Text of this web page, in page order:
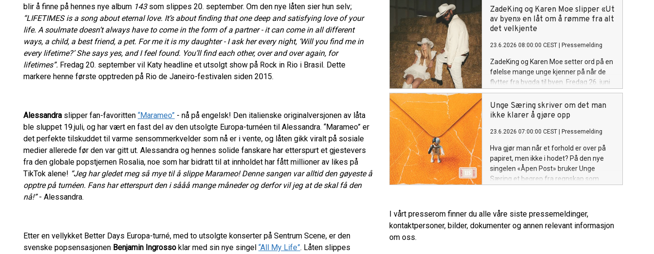
blir å finne på hennes nye album 143som slippes 20. september. Om den nye låten sier hun selv;
“LIFETIMES is a song about eternal love. It’s about finding that one deep and satisfying love of your
life. A soulmate doesn’t always have to come in the form of a partner - it can come in all different
ways, a child, a best friend, a pet. For me it is my daughter - I ask her every night, ‘Will you find me in
every lifetime?’ She says yes, and I feel found. You’ll find each other, over and over again, for
lifetimes”. Fredag 20. september vil Katy headline et utsolgt show på Rock in Rio i Brasil. Dette
markere henne første opptreden på Rio de Janeiro-festivalen siden 2015.
Alessandra slipper fan-favoritten “Marameo” - nå på engelsk! Den italienske originalversjonen av låta
ble sluppet 19.juli, og har vært en fast del av den utsolgte Europa-turnéen til Alessandra. “Marameo” er
det perfekte tilskuddet til varme sensommerkvelder som nå er i vente, og låten gikk viralt på sosiale
medier allerede før den var gitt ut. Alessandra og hennes solide fanskare har etterspurt et gjestevers
fra den globale popstjernen Rosalia, noe som har bidratt til at innholdet har fått millioner av likes på
TikTok alene! “Jeg har gledet meg så mye til å slippe Marameo! Denne sangen var alltid den gøyeste å
opptre på turnéen. Fans har etterspurt den i sååå mange måneder og derfor vil jeg at de skal få den
nå!”- Alessandra.
Etter en vellykket Better Days Europa-turné, med to utsolgte konserter på Sentrum Scene, er den
svenske popsensasjonen Benjamin Ingrosso klar med sin nye singel “All My Life”. Låten slippes
ZadeKing og Karen Moe slipper «Ut
av byen» en låt om å rømme fra alt
det velkjente
23.6.2026 08:00:00 CEST Pressemelding
ZadeKing og Karen Moe setter ord på en
følelse mange unge kjenner på når de
flytter fra bygda til byen. Fredag 26. juni
slipper de singelen «Ut av byen», en
poplåt om hjemlengsel, identitet og
savnet etter stedet man kommer fra.
Unge Særing skriver om det man
ikke klarer å gjøre opp
23.6.2026 07:00:00 CEST Pressemelding
Hva gjør man når et forhold er over på
papiret, men ikke i hodet? På den nye
singelen «Åpen Post» bruker Unge
Særing et begrep fra regnskap som
I vårt presserom finner du alle våre siste pressemeldinger,
kontaktpersoner, bilder, dokumenter og annen relevant informasjon
om oss.